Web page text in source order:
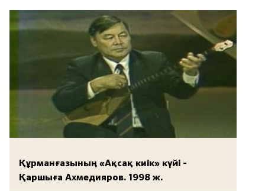
Құрманғазының «Ақсақ киік» күйі -
Қаршыға Ахмедияров. 1998 ж.